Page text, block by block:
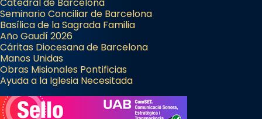
Seminario Conciliar de Barcelona
Basílica de la Sagrada Familia
Año Gaudí 2026
Cáritas Diocesana de Barcelona
Manos Unidas
Obras Misionales Pontificias
Ayuda a la Iglesia Necesitada